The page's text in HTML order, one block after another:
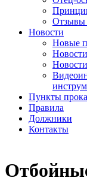
Отзывы
Новости
Новые
Пункты
Правила
Должники
Контакты